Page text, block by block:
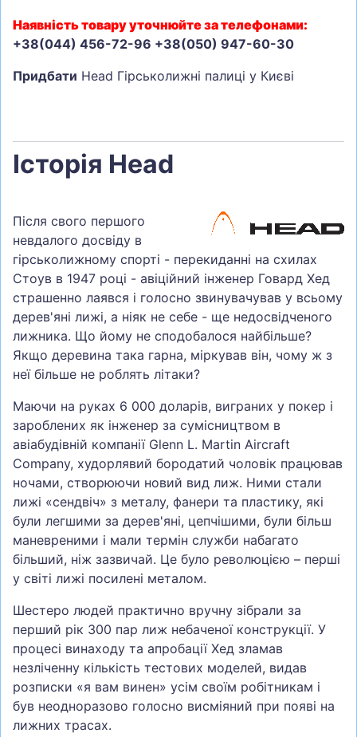
Наявність товару уточнюйте за телефонами:
+38(044) 456-72-96 +38(050) 947-60-30
Придбати Head Гірськолижні палиці у Києві
Історія Head
Після свого першого
невдалого досвіду в
гірськолижному спорті - перекиданні на схилах
Стоув в 1947 році - авіційний інженер Говард Хед
страшенно лаявся і голосно звинувачував у всьому
дерев'яні лижі, а ніяк не себе - ще недосвідченого
лижника. Що йому не сподобалося найбільше?
Якщо деревина така гарна, міркував він, чому ж з
неї більше не роблять літаки?
Маючи на руках 6 000 доларів, виграних у покер і
зароблених як інженер за сумісництвом в
авіабудівній компанії Glenn L. Martin Aircraft
Company, худорлявий бородатий чоловік працював
ночами, створюючи новий вид лиж. Ними стали
лижі «сендвіч» з металу, фанери та пластику, які
були легшими за дерев'яні, цепчішими, були більш
маневреними і мали термін служби набагато
більший, ніж зазвичай. Це було революцією – перші
у світі лижі посилені металом.
Шестеро людей практично вручну зібрали за
перший рік 300 пар лиж небаченої конструкції. У
процесі винаходу та апробації Хед зламав
незліченну кількість тестових моделей, видав
розписки «я вам винен» усім своїм робітникам і
був неодноразово голосно висміяний при появі на
лижних трасах.